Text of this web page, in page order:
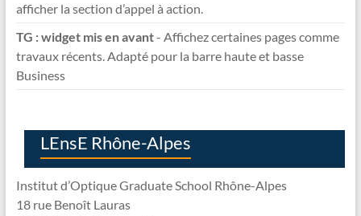
afficher la section d’appel à action.
TG : widget mis en avant- Affichez certaines pages comme
travaux récents. Adapté pour la barre haute et basse
Business
LEnsE Rhône-Alpes
Institut d’Optique Graduate School Rhône-Alpes
18 rue Benoît Lauras